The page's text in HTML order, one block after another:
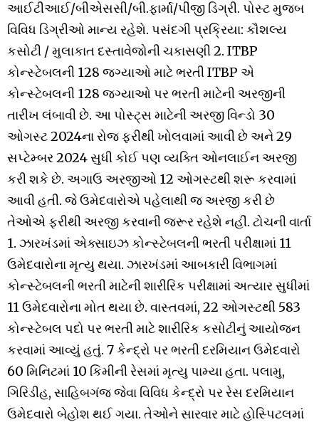
આઈટીઆઈ/બીએસસી/બી.ફાર્મા/પીજી ડિગ્રી. પોસ્ટ મુજબ
વિવિધ ડિગ્રીઓ માન્ય રહેશે. પસંદગી પ્રક્રિયા: કૌશલ્ય
કસોટી / મુલાકાત દસ્તાવેજોની ચકાસણી 2. ITBP
કોન્સ્ટેબલની 128 જગ્યાઓ માટે ભરતી ITBP એ
કોન્સ્ટેબલની 128 જગ્યાઓ પર ભરતી માટેની અરજીની
તારીખ લંબાવી છે. આ પોસ્ટ્સ માટેની અરજી વિન્ડો 30
ઓગસ્ટ 2024ના રોજ ફરીથી ખોલવામાં આવી છે અને 29
સપ્ટેમ્બર 2024 સુધી કોઈ પણ વ્યક્તિ ઓનલાઈન અરજી
કરી શકે છે. અગાઉ અરજીઓ 12 ઓગસ્ટથી શરૂ કરવામાં
આવી હતી. જે ઉમેદવારોએ પહેલાથી જ અરજી કરી છે
તેઓએ ફરીથી અરજી કરવાની જરૂર રહેશે નહીં. ટોચની વાર્તા
1. ઝારખંડમાં એક્સાઇઝ કોન્સ્ટેબલની ભરતી પરીક્ષામાં 11
ઉમેદવારોના મૃત્યુ થયા. ઝારખંડમાં આબકારી વિભાગમાં
કોન્સ્ટેબલની ભરતી માટેની શારીરિક પરીક્ષામાં અત્યાર સુધીમાં
11 ઉમેદવારોના મોત થયા છે. વાસ્તવમાં, 22 ઓગસ્ટથી 583
કોન્સ્ટેબલ પદો પર ભરતી માટે શારીરિક કસોટીનું આયોજન
કરવામાં આવ્યું હતું. 7 કેન્દ્રો પર ભરતી દરમિયાન ઉમેદવારો
60 મિનિટમાં 10 કિમીની રેસમાં મૃત્યુ પામ્યા હતા. પલામુ,
ગિરિડીહ, સાહિબગંજ જેવા વિવિધ કેન્દ્રો પર રેસ દરમિયાન
ઉમેદવારો બેહોશ થઈ ગયા. તેઓને સારવાર માટે હોસ્પિટલમાં